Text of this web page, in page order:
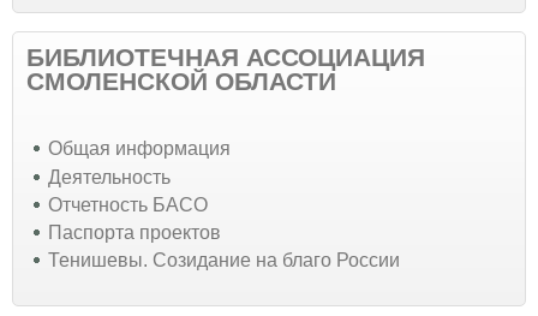
БИБЛИОТЕЧНАЯ АССОЦИАЦИЯ
СМОЛЕНСКОЙ ОБЛАСТИ
Общая информация
Деятельность
Отчетность БАСО
Паспорта проектов
Тенишевы. Созидание на благо России